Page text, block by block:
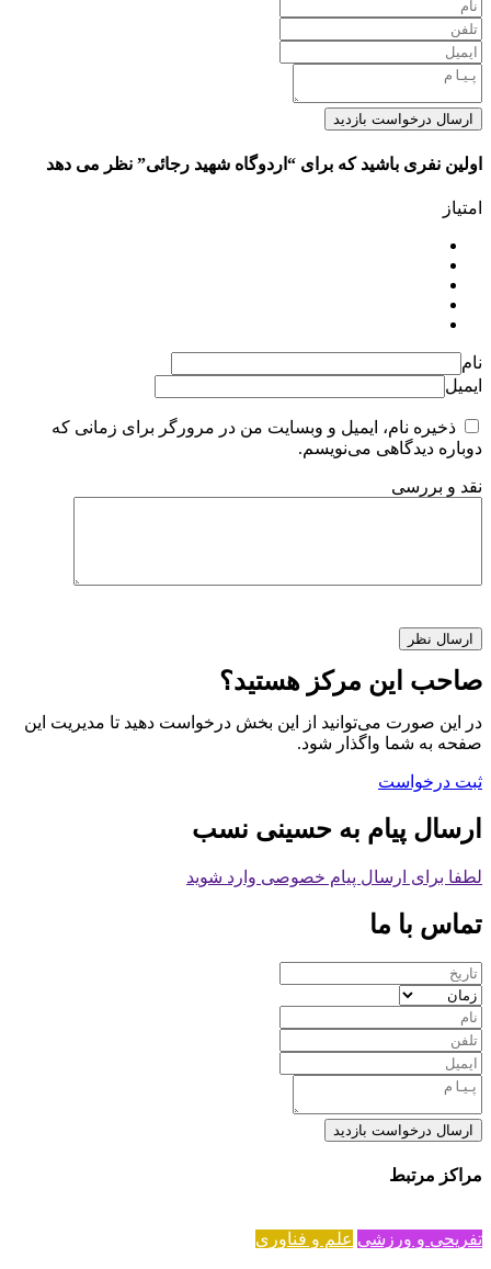
ارسال درخواست بازدید
اولین نفری باشید که برای “اردوگاه شهید رجائی” نظر می دهد
امتیاز
نام
ایمیل
ذخیره نام، ایمیل و وبسایت من در مرورگر برای زمانی که
دوباره دیدگاهی می‌نویسم.
نقد و بررسی
صاحب این مرکز هستید؟
در این صورت می‌توانید از این بخش درخواست دهید تا مدیریت این
صفحه به شما واگذار شود.
ثبت درخواست
ارسال پیام به حسینی نسب
لطفا برای ارسال پیام خصوصی وارد شوید
تماس با ما
ارسال درخواست بازدید
مراکز مرتبط
تفریحی و ورزشی علم و فناوری